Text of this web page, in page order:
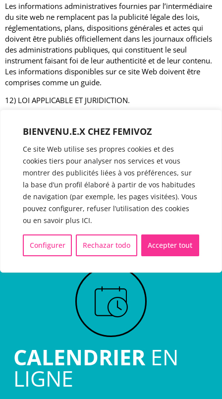
BIENVENU.E.X CHEZ FEMIVOZ
Ce site Web utilise ses propres cookies et des
cookies tiers pour analyser nos services et vous
montrer des publicités liées à vos préférences, sur
la base d’un profil élaboré à partir de vos habitudes
de navigation (par exemple, les pages visitées). Vous
pouvez configurer, refuser l’utilisation des cookies
ou en savoir plus ICI.
Configurer Rechazar todo Accepter tout
Les informations administratives fournies par l’intermédiaire
du site web ne remplacent pas la publicité légale des lois,
réglementations, plans, dispositions générales et actes qui
doivent être publiés officiellement dans les journaux officiels
des administrations publiques, qui constituent le seul
instrument faisant foi de leur authenticité et de leur contenu.
Les informations disponibles sur ce site Web doivent être
comprises comme un guide.
12) LOI APPLICABLE ET JURIDICTION.
la législation espagnole dans ce qui n’est pas expressément
tout litige pouvant survenir sur la fourniture des produits ou
services faisant l’objet de ces Conditions, aux Tribunaux et
Tribunaux du domicile de l’utilisateur. Dans le cas où
l’utilisateur a son domicile en dehors de l’Espagne, le
prestataire et l’utilisateur, renoncent expressément à tout
autre forum, en se soumettant aux Tribunaux du domicile du
PROPRIÉTAIRE DU SITE WEB.
CALENDRIEREN
LIGNE